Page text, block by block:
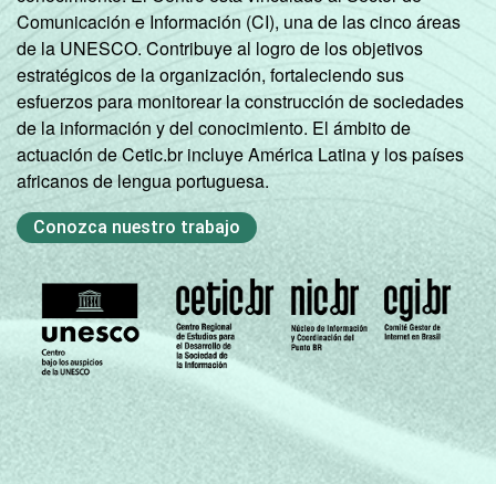
DE 8
CONDIÇÃO
DE
ATIVIDADE
Na força de
trabalho
27
Fora da
força de
trabalho
Fonte: CGI.br/NIC.br, Centro Regional de
Estudos para o Desenvolvimento da
Sociedade da Informação (Cetic.br),
Pesquisa sobre o uso das tecnologias de
informação e comunicação nos domicílios
brasileiros - TIC Domicílios 2019.
Comunicación e Información (CI), una de las cinco áreas
de la UNESCO. Contribuye al logro de los objetivos
estratégicos de la organización, fortaleciendo sus
esfuerzos para monitorear la construcción de sociedades
de la información y del conocimiento. El ámbito de
actuación de Cetic.br incluye América Latina y los países
africanos de lengua portuguesa.
Conozca nuestro trabajo